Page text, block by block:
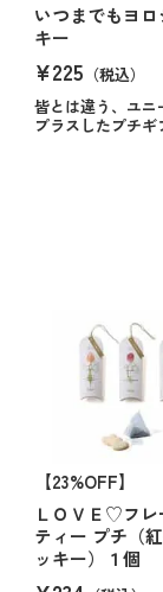
いつまでもヨロ
キー
¥225 （税込）
皆とは違う、ユニ
プラスしたプチギ
【23%OFF】
ＬＯＶＥ♡フレ
ティー プチ（
ッキー）１個